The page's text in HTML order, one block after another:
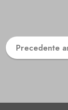
Precedente